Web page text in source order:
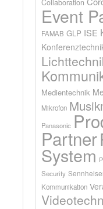
Event
FAMAB GLP ISE
Medientechnik
Mikrofon
Panasonic
Partner
System
Security
Kommunikation